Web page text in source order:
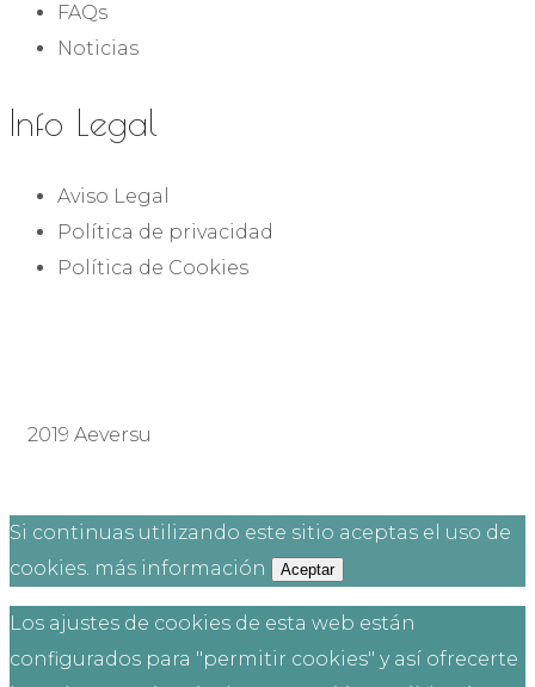
FAQs
Noticias
Info Legal
Aviso Legal
Política de privacidad
Política de Cookies
2019 Aeversu
Si continuas utilizando este sitio aceptas el uso de
cookies. más información Aceptar
Los ajustes de cookies de esta web están
configurados para "permitir cookies" y así ofrecerte